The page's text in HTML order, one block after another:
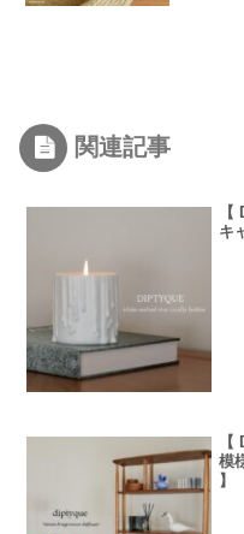
関連記事
キ
模
】